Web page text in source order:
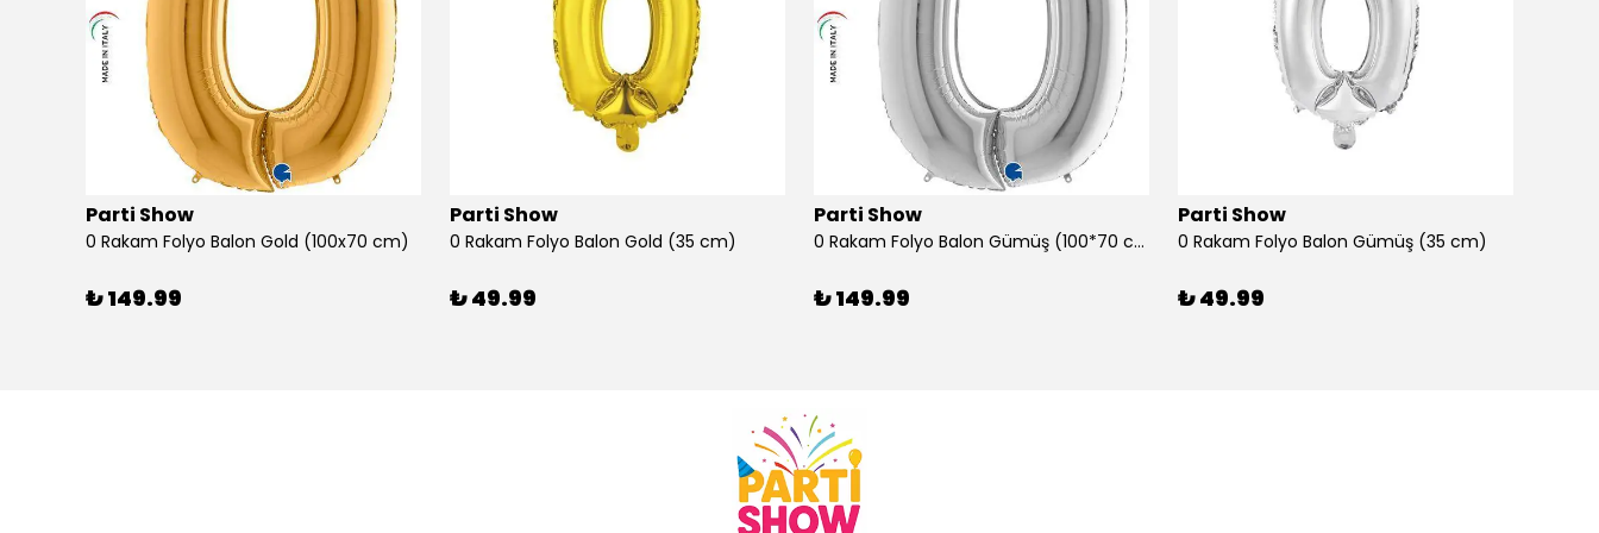
Parti Show
0 Rakam Folyo Balon Gold (100x70 cm)
₺ 149.99
Parti Show
0 Rakam Folyo Balon Gold (35 cm)
₺ 49.99
Parti Show
0 Rakam Folyo Balon Gümüş (100*70 cm)
₺ 149.99
Parti Show
0 Rakam Folyo Balon Gümüş (35 cm)
₺ 49.99